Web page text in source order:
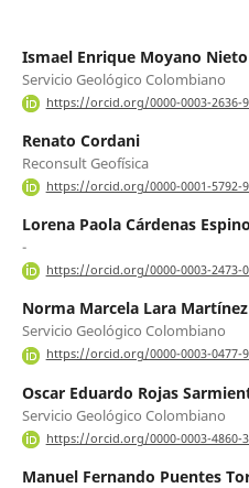
Ismael Enrique Moyano Nieto
Servicio Geológico Colombiano
https://orcid.org/0000-0003-2636-
Renato Cordani
Reconsult Geofísica
https://orcid.org/0000-0001-5792-
Lorena Paola Cárdenas
-
https://orcid.org/0000-0003-2473-
Norma Marcela Lara Martínez
Servicio Geológico Colombiano
https://orcid.org/0000-0003-0477-
Oscar Eduardo Rojas
Servicio Geológico Colombiano
https://orcid.org/0000-0003-4860-
Manuel Fernando Puentes